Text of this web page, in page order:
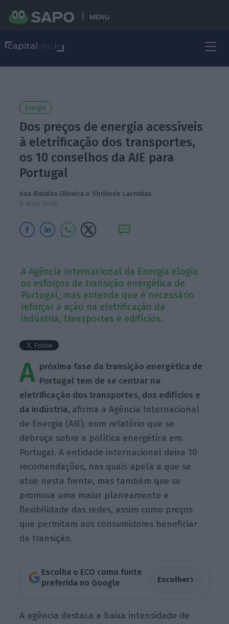
MENU
Energia
Dos preços de energia acessíveis
à eletrificação dos transportes,
os 10 conselhos da AIE para
Portugal
Ana Batalha Oliveira e Shrikesh Laxmidas
8 Maio 2026
A Agência Internacional da Energia elogia
os esforços de transição energética de
Portugal, mas entende que é necessário
reforçar a ação na eletrificação da
indústria, transportes e edifícios.
A próxima fase da transição energética de
Portugal tem de se centrar na
eletrificação dos transportes, dos edifícios e
da indústria, afirma a Agência Internacional
de Energia (AIE), num relatório que se
debruça sobre a política energética em
Portugal. A entidade internacional deixa 10
recomendações, nas quais apela a que se
atue nesta frente, mas também que se
promova uma maior planeamento e
flexibilidade das redes, assim como preços
que permitam aos consumidores beneficiar
da transição.
Escolha o ECO como fonte
preferida no Google
Escolher›
A agência destaca a baixa intensidade de